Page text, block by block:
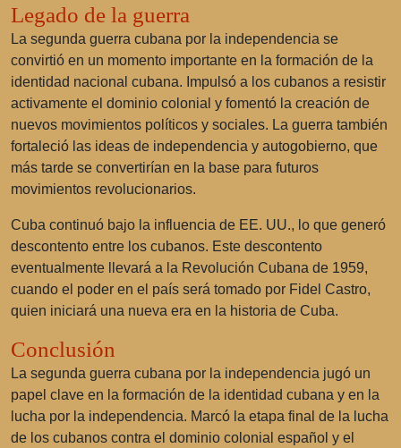
Legado de la guerra
La segunda guerra cubana por la independencia se
convirtió en un momento importante en la formación de la
identidad nacional cubana. Impulsó a los cubanos a resistir
activamente el dominio colonial y fomentó la creación de
nuevos movimientos políticos y sociales. La guerra también
fortaleció las ideas de independencia y autogobierno, que
más tarde se convertirían en la base para futuros
movimientos revolucionarios.
Cuba continuó bajo la influencia de EE. UU., lo que generó
descontento entre los cubanos. Este descontento
eventualmente llevará a la Revolución Cubana de 1959,
cuando el poder en el país será tomado por Fidel Castro,
quien iniciará una nueva era en la historia de Cuba.
Conclusión
La segunda guerra cubana por la independencia jugó un
papel clave en la formación de la identidad cubana y en la
lucha por la independencia. Marcó la etapa final de la lucha
de los cubanos contra el dominio colonial español y el